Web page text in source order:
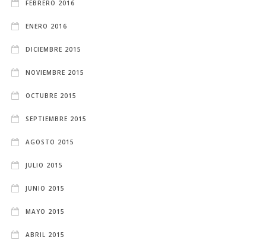
FEBRERO 2016
ENERO 2016
DICIEMBRE 2015
NOVIEMBRE 2015
OCTUBRE 2015
SEPTIEMBRE 2015
AGOSTO 2015
JULIO 2015
JUNIO 2015
MAYO 2015
ABRIL 2015